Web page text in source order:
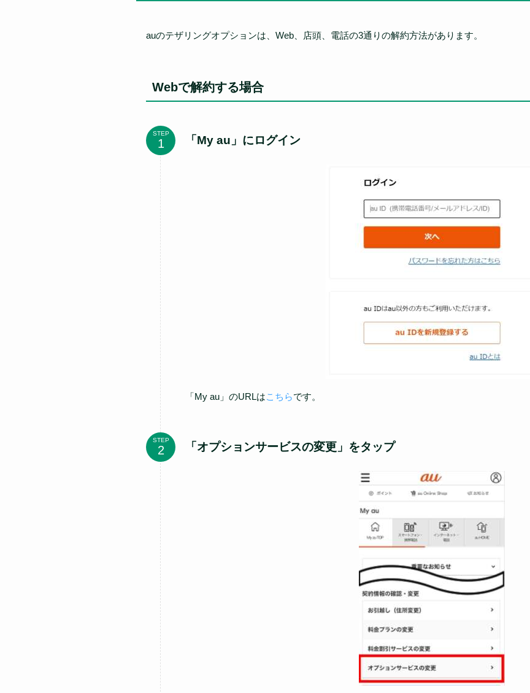
auのテザリングオプションは、Web、店頭、電話の3通りの解約方法があります。
Webで解約する場合
STEP
「My au」にログイン
「My au」のURLはこちらです。
STEP
「オプションサービスの変更」をタップ